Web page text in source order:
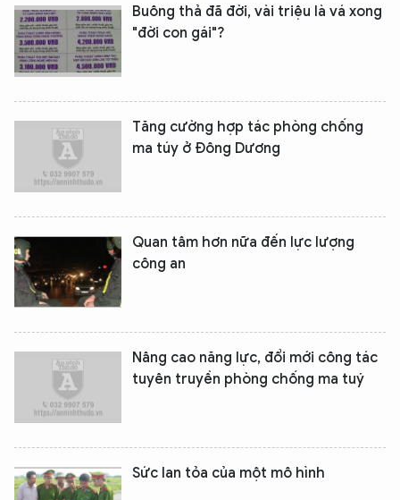
Buông thả đã đời, vài triệu là vá xong
"đời con gái"?
Tăng cường hợp tác phòng chống
ma túy ở Đông Dương
Quan tâm hơn nữa đến lực lượng
công an
Nâng cao năng lực, đổi mới công tác
tuyên truyền phòng chống ma tuý
Sức lan tỏa của một mô hình